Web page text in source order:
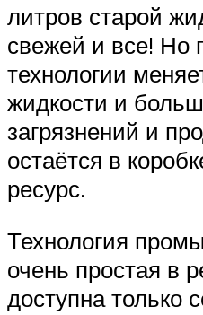
литров старой
свежей и все! Но
технологии
жидкости и
загрязнений и
остаётся в
ресурс.
Технология
очень простая в
доступна только